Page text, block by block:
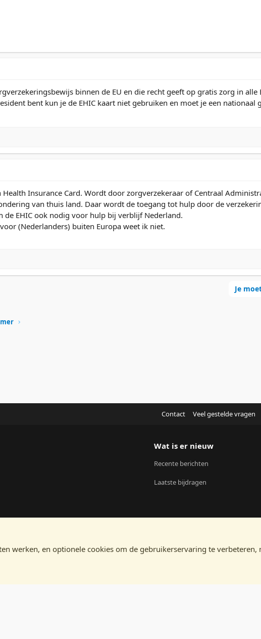
binnen de EU en die recht geeft op gratis zorg in
bent kun je de EHIC kaart niet gebruiken en moet je een nationaal
Health Insurance Card. Wordt door zorgverzekeraar of Centraal
van thuis land. Daar wordt de toegang tot hulp door de
de EHIC ook nodig voor hulp bij verblijf Nederland.
(Nederlanders) buiten Europa weet ik niet.
Je
Contact Veel gestelde vragen
Wat is er nieuw
Recente berichten
Laatste bijdragen
werken, en optionele cookies om de gebruikerservaring te verbeteren,